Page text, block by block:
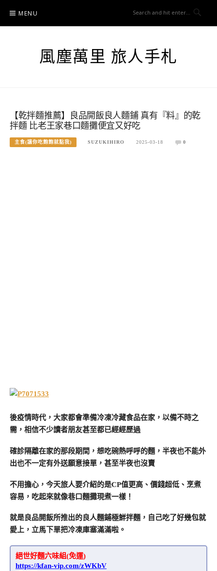
content
MENU
風塵萬里 旅人手札
【乾拌麵推薦】良品開飯良人麵鋪 真有『料』的乾
拌麵 比老王家巷口麵攤便宜又好吃
主食(讓你吃飽飽就點我) SUZUKIHIRO 2025-03-18 0
後疫情時代，大家都會準備冷凍冷藏食品在家，以備不時之
需，相信不少讀者朋友甚至都已經經歷過
確診隔離在家的那段期間，想吃碗熱呼呼的麵，半夜也不能外
出也不一定有外送願意接單，甚至半夜也沒賣
不用擔心，今天旅人要介紹的是CP值更高、價錢超低、烹煮
容易，吃起來就像巷口麵攤現煮一樣！
就是良品開飯所推出的良人麵鋪極鮮拌麵，自己吃了好幾包就
愛上，立馬下單把冷凍庫塞滿滿啦。
絕世好麵六味組(免運)
https://kfan-vip.com/zWKbV